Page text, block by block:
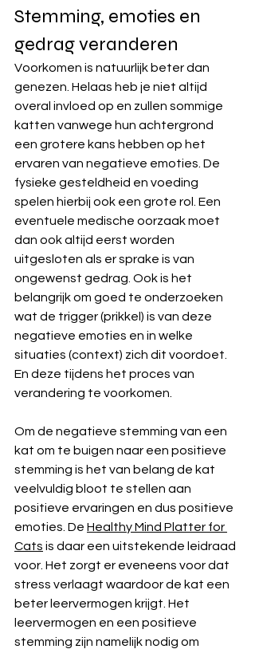
Stemming, emoties en
gedrag veranderen
Voorkomen is natuurlijk beter dan
genezen. Helaas heb je niet altijd
overal invloed op en zullen sommige
katten vanwege hun achtergrond
een grotere kans hebben op het
ervaren van negatieve emoties. De
fysieke gesteldheid en voeding
spelen hierbij ook een grote rol. Een
eventuele medische oorzaak moet
dan ook altijd eerst worden
uitgesloten als er sprake is van
ongewenst gedrag. Ook is het
belangrijk om goed te onderzoeken
wat de trigger (prikkel) is van deze
negatieve emoties en in welke
situaties (context) zich dit voordoet.
En deze tijdens het proces van
verandering te voorkomen.
Om de negatieve stemming van een
kat om te buigen naar een positieve
stemming is het van belang de kat
veelvuldig bloot te stellen aan
positieve ervaringen en dus positieve
emoties. De Healthy Mind Platter for
Cats is daar een uitstekende leidraad
voor. Het zorgt er eveneens voor dat
stress verlaagt waardoor de kat een
beter leervermogen krijgt. Het
leervermogen en een positieve
stemming zijn namelijk nodig om